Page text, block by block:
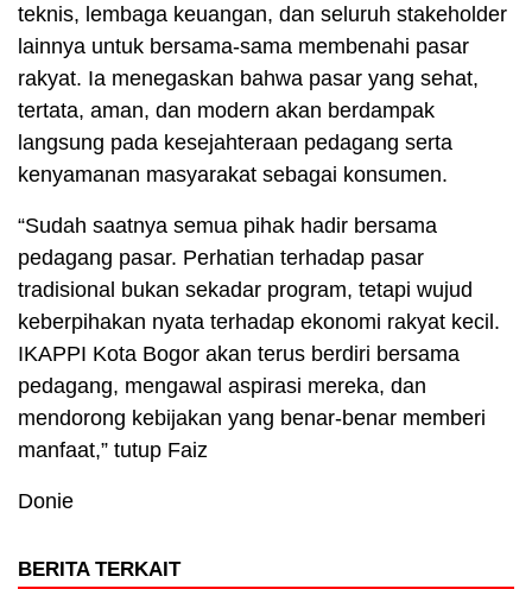
teknis, lembaga keuangan, dan seluruh stakeholder
lainnya untuk bersama-sama membenahi pasar
rakyat. Ia menegaskan bahwa pasar yang sehat,
tertata, aman, dan modern akan berdampak
langsung pada kesejahteraan pedagang serta
kenyamanan masyarakat sebagai konsumen.
“Sudah saatnya semua pihak hadir bersama
pedagang pasar. Perhatian terhadap pasar
tradisional bukan sekadar program, tetapi wujud
keberpihakan nyata terhadap ekonomi rakyat kecil.
IKAPPI Kota Bogor akan terus berdiri bersama
pedagang, mengawal aspirasi mereka, dan
mendorong kebijakan yang benar-benar memberi
manfaat,” tutup Faiz
Donie
BERITA TERKAIT